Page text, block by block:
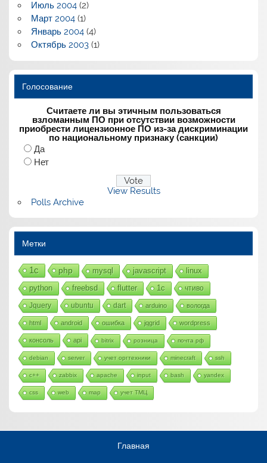
Июль 2004(2)
Март 2004(1)
Январь 2004(4)
Октябрь 2003(1)
Голосование
Считаете ли вы этичным пользоваться
взломанным ПО при отсутствии возможности
приобрести лицензионное ПО из-за дискриминации
по национальному признаку (санкции)
Да
Нет
View Results
Polls Archive
Метки
1с php mysql javascript linux
python freebsd flutter 1c чтиво
Jquery ubuntu dart arduino вологда
html android ошибка jqgrid wordpress
консоль api bitrix розница почта рф
debian server учет оргтехники minecraft ssh
c++ zabbix apache input bash yandex
css web map учет ТМЦ
Главная